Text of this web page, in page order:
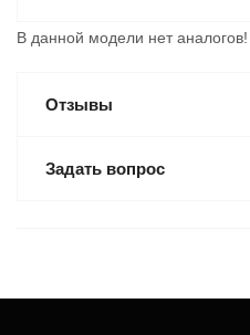
В данной модели нет аналогов!
Отзывы
Задать вопрос